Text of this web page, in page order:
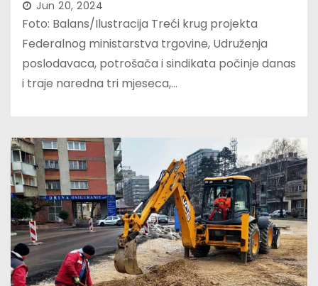
Jun 20, 2024
Foto: Balans/Ilustracija Treći krug projekta
Federalnog ministarstva trgovine, Udruženja
poslodavaca, potrošača i sindikata počinje danas
i traje naredna tri mjeseca,…